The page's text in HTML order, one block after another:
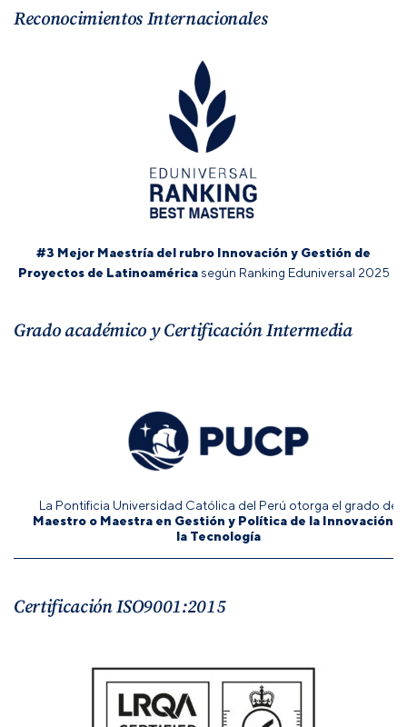
Reconocimientos Internacionales
#3 Mejor Maestría del rubro Innovación y Gestión de
Proyectos de Latinoaméricasegún Ranking Eduniversal 2025
Grado académico y Certificación Intermedia
La Pontificia Universidad Católica del Perú otorga el grado de
Maestro o Maestra en Gestión y Política de la Innovación y
la Tecnología
Certificación ISO9001:2015